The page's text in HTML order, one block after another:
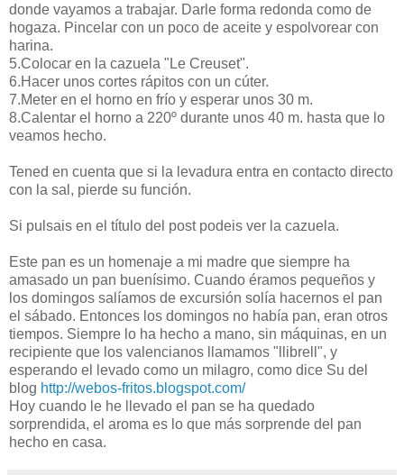
donde vayamos a trabajar. Darle forma redonda como de
hogaza. Pincelar con un poco de aceite y espolvorear con
harina.
5.Colocar en la cazuela "Le Creuset".
6.Hacer unos cortes rápitos con un cúter.
7.Meter en el horno en frío y esperar unos 30 m.
8.Calentar el horno a 220º durante unos 40 m. hasta que lo
veamos hecho.
Tened en cuenta que si la levadura entra en contacto directo
con la sal, pierde su función.
Si pulsais en el título del post podeis ver la cazuela.
Este pan es un homenaje a mi madre que siempre ha
amasado un pan buenísimo. Cuando éramos pequeños y
los domingos salíamos de excursión solía hacernos el pan
el sábado. Entonces los domingos no había pan, eran otros
tiempos. Siempre lo ha hecho a mano, sin máquinas, en un
recipiente que los valencianos llamamos "llibrell", y
esperando el levado como un milagro, como dice Su del
blog http://webos-fritos.blogspot.com/
Hoy cuando le he llevado el pan se ha quedado
sorprendida, el aroma es lo que más sorprende del pan
hecho en casa.